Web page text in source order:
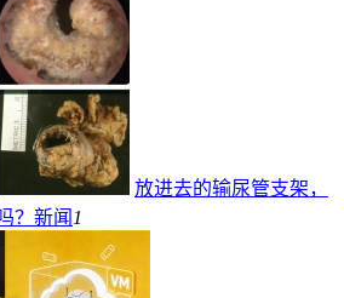
放进去的输尿管支架，
？ 新闻1